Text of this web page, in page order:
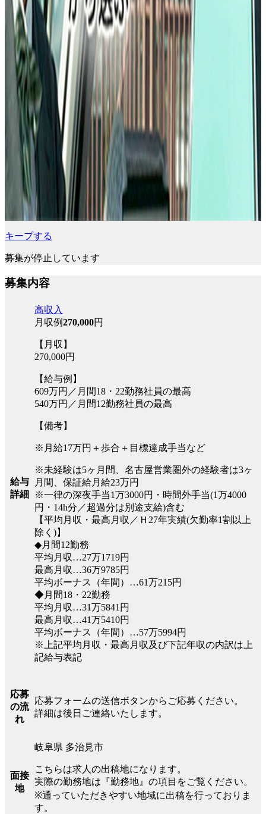
キープする
募集が停止しています
募集内容
給与
詳細
高収入
月収例270,000円
【月収】
270,000円
【給与例】
609万円／月間18・22勤務社員の最高
540万円／月間12勤務社員の最高
【備考】
※月給17万円＋歩合＋目標達成手当など
※未経験は5ヶ月間、名古屋営業圏外の経験者は3ヶ
月間、保証給月給23万円
※一律の深夜手当1万3000円・時間外手当(1万4000
円・14h分／超過分は別途支給)含む
【平均月収・最高月収／Ｈ27年実績(欠勤率1割以上
除く)】
◆月間12勤務
平均月収…27万1719円
最高月収…36万9785円
平均ボーナス（年間）…61万215円
◆月間18・22勤務
平均月収…31万5841円
最高月収…41万5410円
平均ボーナス（年間）…57万5994円
※上記平均月収・最高月収及び下記年収の内訳は上
記給与表記
応募
の流
れ
応募フォームの送信ボタンからご応募ください。
詳細は後日ご連絡いたします。
面接
地
岐阜県 多治見市
こちらは求人の出稿地になります。
実際の勤務地は『勤務地』の項目をご覧ください。
※通っていただきやすい地域に出稿を行っておりま
す。